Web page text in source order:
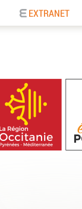
EXTRANET